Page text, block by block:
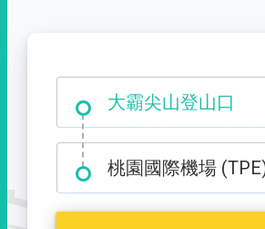
大霸尖山登山口
桃園國際機場